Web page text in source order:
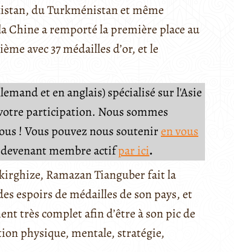
du Turkménistan et même
Chine a remporté la première place au
avec 37 médailles d’or, et le
et en anglais) spécialisé sur l'Asie
participation. Nous sommes
! Vous pouvez nous souteniren vous
membre actifpar ici.
Ramazan Tianguber fait la
espoirs de médailles de son pays, et
très complet afin d’être à son pic de
physique, mentale, stratégie,